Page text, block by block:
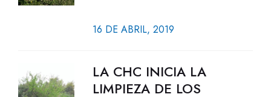
16 DE ABRIL, 2019
LA CHC INICIA LA
LIMPIEZA DE LOS